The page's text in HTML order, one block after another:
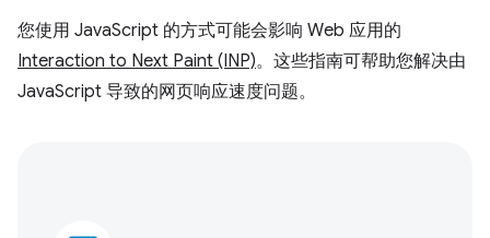
您使用 JavaScript 的方式可能会影响 Web 应用的
Interaction to Next Paint (INP)。这些指南可帮助您解决由
JavaScript 导致的网页响应速度问题。